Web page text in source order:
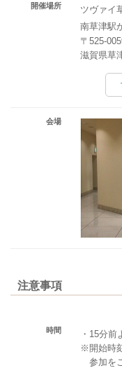
開催場所
ツヴァイ
南草津駅
〒525-
滋賀県草
会場
注意事項
時間
・15分前
※開始時
参加を